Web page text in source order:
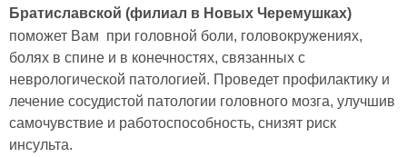
Братиславской (филиал в Новых Черемушках)
поможет Вам при головной боли, головокружениях,
болях в спине и в конечностях, связанных с
неврологической патологией. Проведет профилактику и
лечение сосудистой патологии головного мозга, улучшив
самочувствие и работоспособность, снизят риск
инсульта.